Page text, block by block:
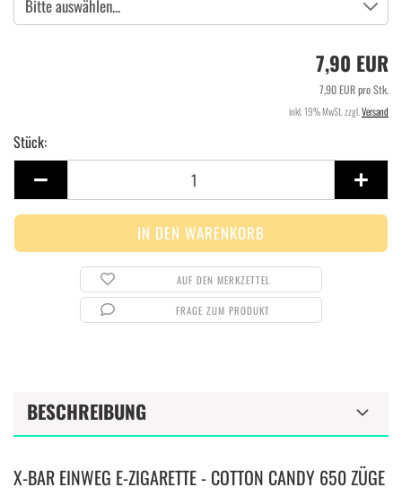
7,90 EUR
7,90 EUR pro Stk.
inkl. 19% MwSt. zzgl. Versand
Stück:
Stück
AUF DEN MERKZETTEL
FRAGE ZUM PRODUKT
BESCHREIBUNG
X-BAR EINWEG E-ZIGARETTE - COTTON CANDY 650 ZÜGE